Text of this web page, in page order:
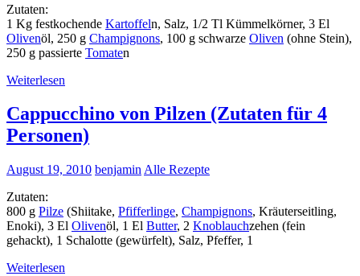
Zutaten:
1 Kg festkochende Kartoffeln, Salz, 1/2 Tl Kümmelkörner, 3 El
Olivenöl, 250 g Champignons, 100 g schwarze Oliven (ohne Stein),
250 g passierte Tomaten
Weiterlesen
Cappucchino von Pilzen (Zutaten für 4
Personen)
August 19, 2010 benjamin Alle Rezepte
Zutaten:
800 g Pilze (Shiitake, Pfifferlinge, Champignons, Kräuterseitling,
Enoki), 3 El Olivenöl, 1 El Butter, 2 Knoblauchzehen (fein
gehackt), 1 Schalotte (gewürfelt), Salz, Pfeffer, 1
Weiterlesen